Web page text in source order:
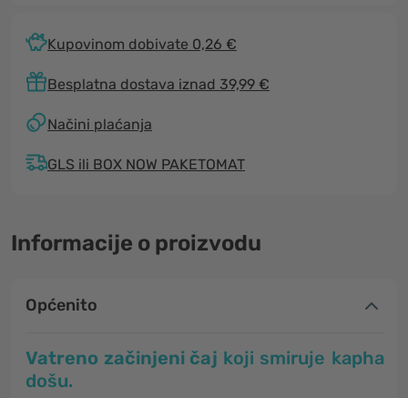
Kupovinom dobivate 0,26 €
Besplatna dostava iznad 39,99 €
Načini plaćanja
GLS ili BOX NOW PAKETOMAT
Informacije o proizvodu
Općenito
Vatreno začinjeni čaj koji smiruje kapha
došu.